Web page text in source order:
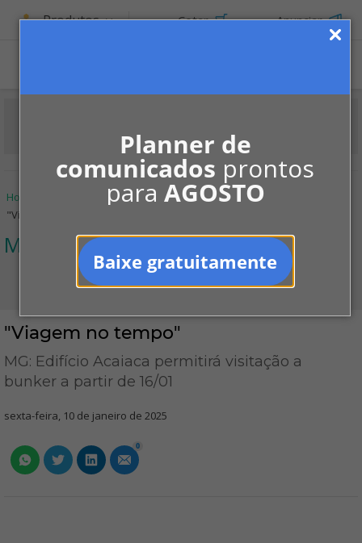
Planner de
comunicados prontos
para AGOSTO
Baixe gratuitamente
Produtos Cotar Anunciar
Home Notícias
Mundo estranho
"Viagem no tempo"
Mundo estranho
"Viagem no tempo"
MG: Edifício Acaiaca permitirá visitação a
bunker a partir de 16/01
sexta-feira, 10 de janeiro de 2025
0